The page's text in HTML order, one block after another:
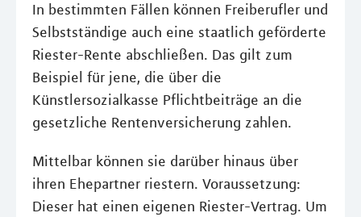
In bestimmten Fällen können Freiberufler und
Selbstständige auch eine staatlich geförderte
Riester-Rente abschließen. Das gilt zum
Beispiel für jene, die über die
Künstlersozialkasse Pflichtbeiträge an die
gesetzliche Rentenversicherung zahlen.
Mittelbar können sie darüber hinaus über
ihren Ehepartner riestern. Voraussetzung:
Dieser hat einen eigenen Riester-Vertrag. Um